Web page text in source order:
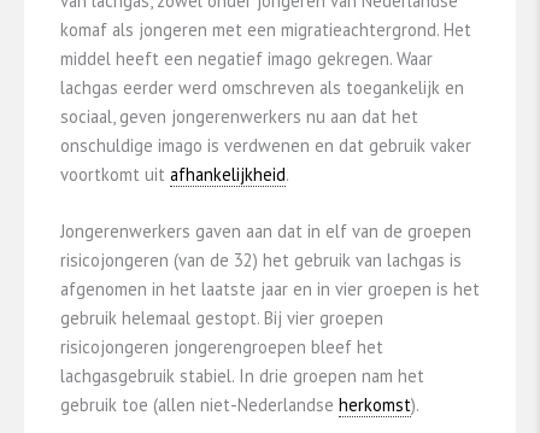
komaf als jongeren met een migratieachtergrond. Het
middel heeft een negatief imago gekregen. Waar
lachgas eerder werd omschreven als toegankelijk en
sociaal, geven jongerenwerkers nu aan dat het
onschuldige imago is verdwenen en dat gebruik vaker
voortkomt uit afhankelijkheid.
Jongerenwerkers gaven aan dat in elf van de groepen
risicojongeren (van de 32) het gebruik van lachgas is
afgenomen in het laatste jaar en in vier groepen is het
gebruik helemaal gestopt. Bij vier groepen
risicojongeren jongerengroepen bleef het
lachgasgebruik stabiel. In drie groepen nam het
gebruik toe (allen niet-Nederlandse herkomst).